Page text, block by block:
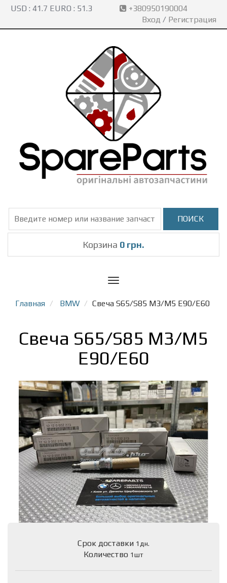
USD : 41.7 EURO : 51.3
+380950190004
Вход / Регистрация
Корзина 0 грн.
Toggle
Главная
BMW Свеча S65/S85 M3/M5 E90/E60
Свеча S65/S85 M3/M5
E90/E60
Срок доставки 1дн.
Количество 1шт